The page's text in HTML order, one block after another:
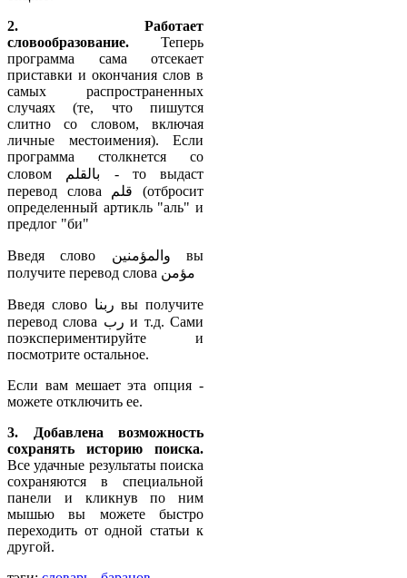
2. Работает
словообразование. Теперь
программа сама отсекает
приставки и окончания слов в
самых распространенных
случаях (те, что пишутся
слитно со словом, включая
личные местоимения). Если
программа столкнется со
словом بالقلم - то выдаст
перевод слова قلم (отбросит
определенный артикль "аль" и
предлог "би"
Введя слово والمؤمنين вы
получите перевод слова مؤمن
Введя слово ربنا вы получите
перевод слова رب и т.д. Сами
поэкспериментируйте и
посмотрите остальное.
Если вам мешает эта опция -
можете отключить ее.
3. Добавлена возможность
сохранять историю поиска.
Все удачные результаты поиска
сохраняются в специальной
панели и кликнув по ним
мышью вы можете быстро
переходить от одной статьи к
другой.